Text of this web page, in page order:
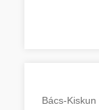
Bács-Kiskun